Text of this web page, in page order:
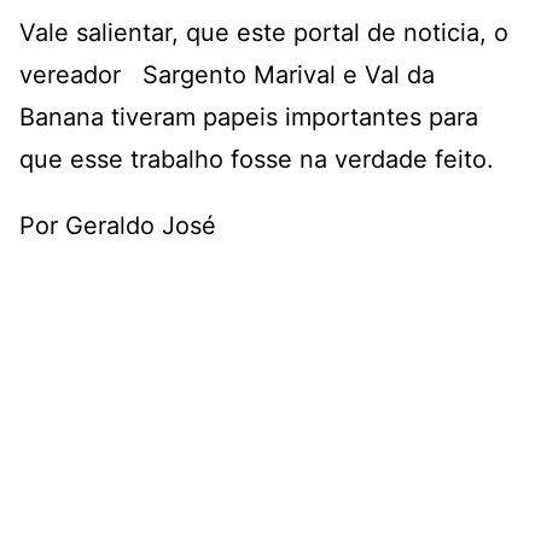
Vale salientar, que este portal de noticia, o
vereador Sargento Marival e Val da
Banana tiveram papeis importantes para
que esse trabalho fosse na verdade feito.
Por Geraldo José